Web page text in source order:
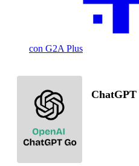
con G2A Plus
ChatGPT